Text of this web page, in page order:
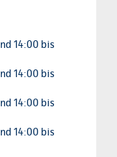
14:00 bis
14:00 bis
14:00 bis
14:00 bis